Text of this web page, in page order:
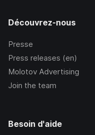
Découvrez-nous
Presse
Press releases (en)
Molotov Advertising
Join the team
Besoin d'aide